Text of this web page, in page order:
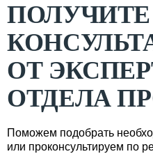
ПОЛУЧИТЕ
ОТ
ОТДЕЛА
Поможем подобрать
или проконсультируем по